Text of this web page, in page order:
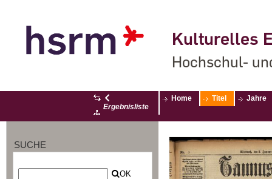
Kulturelles
Hochschul-
Ergebnisliste
Home Titel Jahre
SUCHE
OK